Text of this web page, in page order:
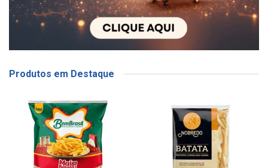
Produtos em Destaque